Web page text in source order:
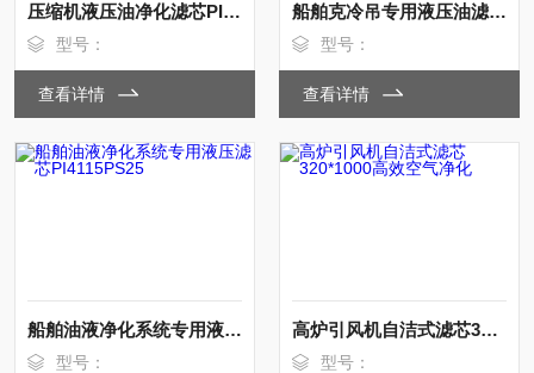
压缩机液压油净化滤芯PI71006DN高效
型号：
查看详情
船舶克冷吊专用液压油滤芯PI8445DRG60
型号：
查看详情
船舶油液净化系统专用液压滤芯PI4115PS25
型号：
高炉引风机自洁式滤芯320*1000高效空气净化
型号：